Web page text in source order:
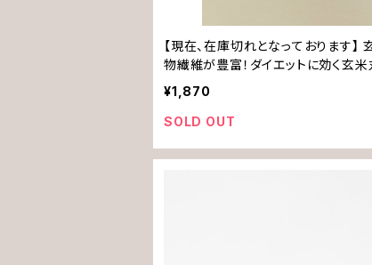
【現在、在庫切れとなっております
物繊維が豊富！ダイエットに効く玄米
¥1,870
SOLD OUT